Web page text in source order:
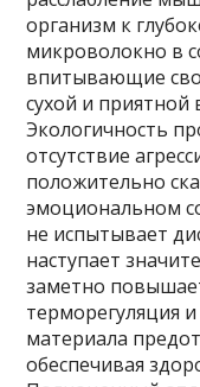
организм к
микроволокно в
впитывающие
сухой и приятной
Экологичность
отсутствие
положительно
эмоциональном
не испытывает
наступает
заметно
терморегуляция
материала
обеспечивая